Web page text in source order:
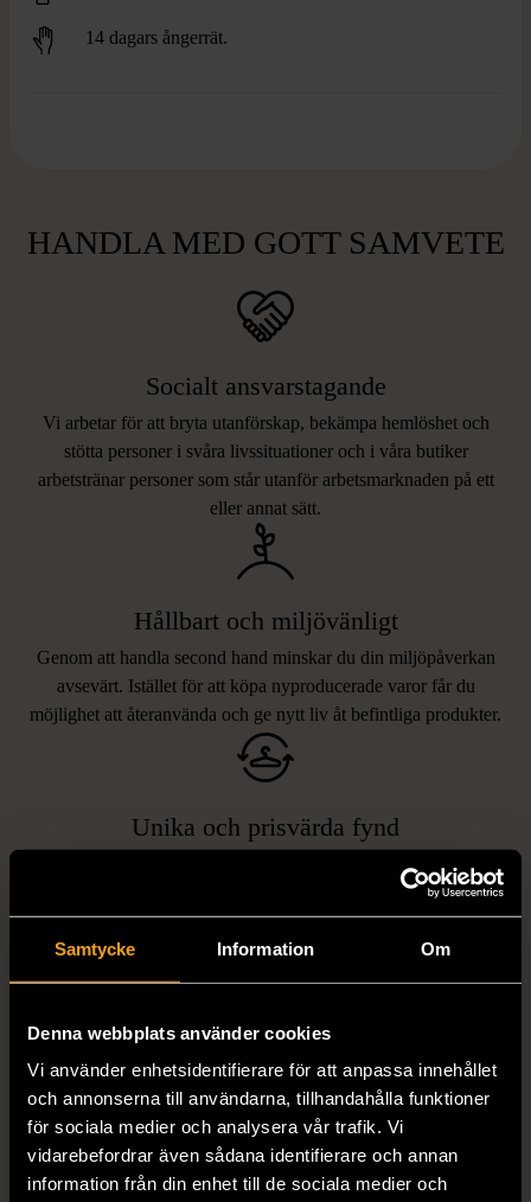
Samtycke Information Om
Denna webbplats använder cookies
Vi använder enhetsidentifierare för att anpassa innehållet
och annonserna till användarna, tillhandahålla funktioner
för sociala medier och analysera vår trafik. Vi
vidarebefordrar även sådana identifierare och annan
information från din enhet till de sociala medier och
14 dagars ångerrät.
HANDLA MED GOTT SAMVETE
Socialt ansvarstagande
Vi arbetar för att bryta utanförskap, bekämpa hemlöshet och
stötta personer i svåra livssituationer och i våra butiker
arbetstränar personer som står utanför arbetsmarknaden på ett
eller annat sätt.
Hållbart och miljövänligt
Genom att handla second hand minskar du din miljöpåverkan
avsevärt. Istället för att köpa nyproducerade varor får du
möjlighet att återanvända och ge nytt liv åt befintliga produkter.
Unika och prisvärda fynd
Vi erbjuder ett brett utbud av varor, allt från kläder och möbler
till böcker och elektronik i våra butiker. Du har chansen att hitta
unika och originella föremål som inte finns i vanliga butiker.
LIKNANDE PRODUKTER